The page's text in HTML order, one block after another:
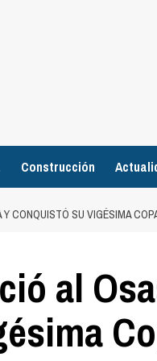
Construcción
CONQUISTÓ SU VIGÉSIMA
al